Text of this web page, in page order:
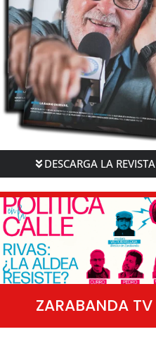
DESCARGA LA REVISTA
ZARABANDA TV